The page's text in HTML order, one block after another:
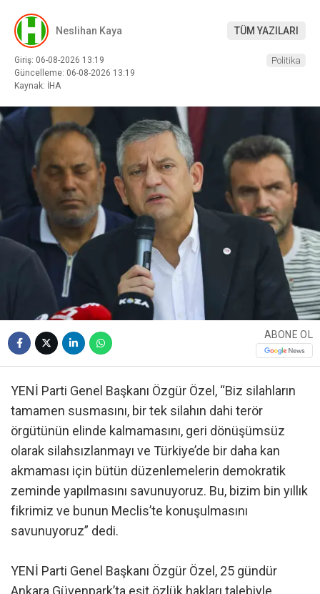
Neslihan Kaya TÜM YAZILARI
Giriş: 06-08-2026 13:19
Güncelleme: 06-08-2026 13:19
Kaynak: İHA
Politika
ABONE OL
YENİ Parti Genel Başkanı Özgür Özel, “Biz silahların
tamamen susmasını, bir tek silahın dahi terör
örgütünün elinde kalmamasını, geri dönüşümsüz
olarak silahsızlanmayı ve Türkiye’de bir daha kan
akmaması için bütün düzenlemelerin demokratik
zeminde yapılmasını savunuyoruz. Bu, bizim bin yıllık
fikrimiz ve bunun Meclis’te konuşulmasını
savunuyoruz” dedi.
YENİ Parti Genel Başkanı Özgür Özel, 25 gündür
Ankara Güvenpark’ta eşit özlük hakları talebiyle